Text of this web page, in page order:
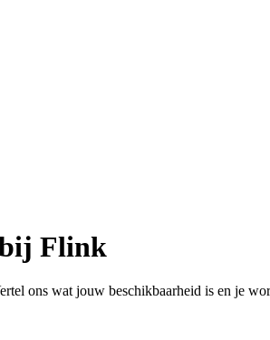
Flink
ons wat jouw beschikbaarheid is en je